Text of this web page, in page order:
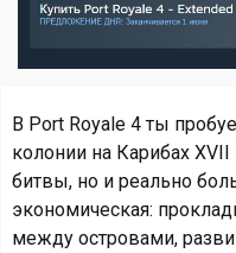
В Port Royale 4 ты
колонии на Карибах
битвы, но и реально
экономическая:
между островами,